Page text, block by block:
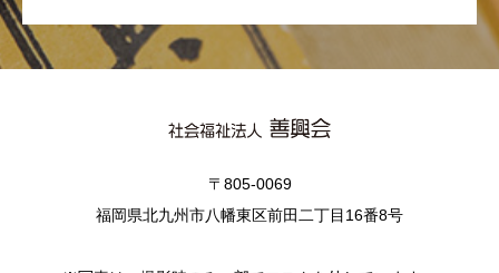
〒805-0069
福岡県北九州市八幡東区前田二丁目16番8号